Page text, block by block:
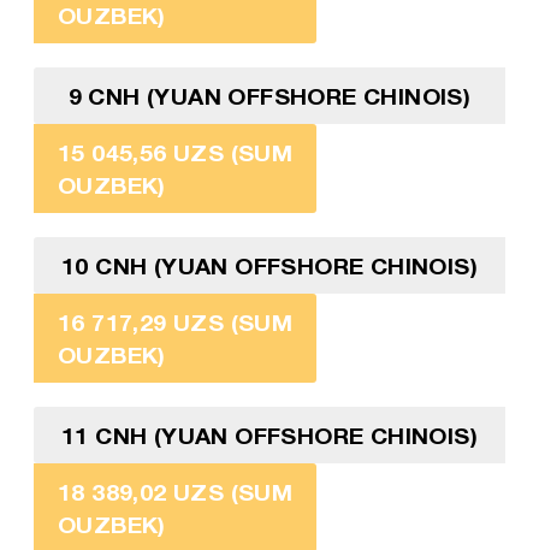
OUZBEK)
9 CNH (YUAN OFFSHORE CHINOIS)
15 045,56 UZS (SUM
OUZBEK)
10 CNH (YUAN OFFSHORE CHINOIS)
16 717,29 UZS (SUM
OUZBEK)
11 CNH (YUAN OFFSHORE CHINOIS)
18 389,02 UZS (SUM
OUZBEK)